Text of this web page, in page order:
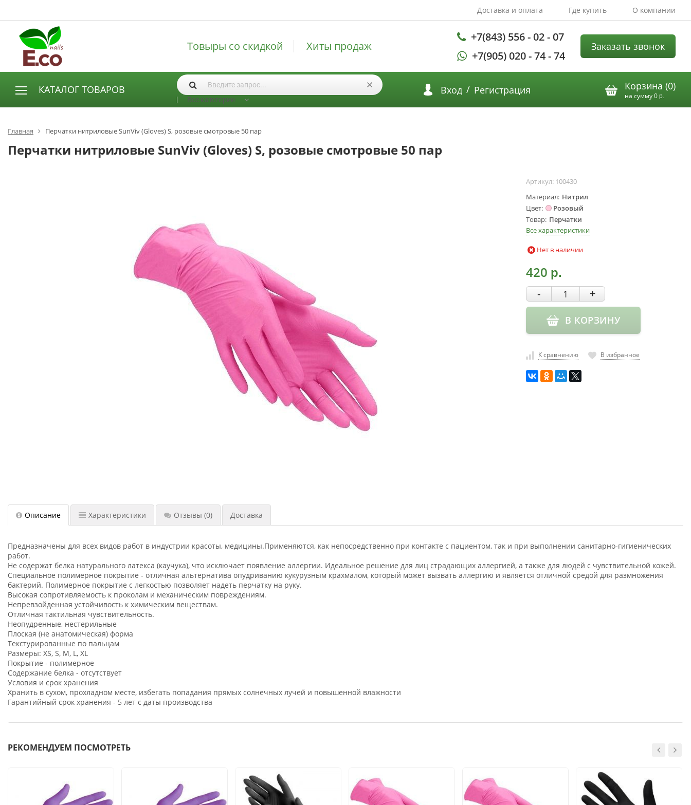
Доставка и оплата Где купить О компании
Товыры со скидкой Хиты продаж
+7(843) 556 - 02 - 07
+7(905) 020 - 74 - 74
Заказать звонок
КАТАЛОГ ТОВАРОВ
АКСЕССУАРЫ И РАСХОДНЫЕ МАТЕРИАЛЫ
Кисти
Все категории
Вход / Регистрация Корзина (0)
на сумму0 р.
Главная Перчатки нитриловые SunViv (Gloves) S, розовые смотровые 50 пар
Перчатки нитриловые SunViv (Gloves) S, розовые смотровые 50 пар
Артикул: 100430
Материал Нитрил
Цвет
Розовый
Товар Перчатки
Все характеристики
Нет в наличии
420 р.
- +
В КОРЗИНУ
К сравнению В избранное
Описание Характеристики Отзывы (0) Доставка
Предназначены для всех видов работ в индустрии красоты, медицины.Применяются, как непосредственно при контакте с пациентом, так и при выполнении санитарно-гигиенических
работ.
Не содержат белка натурального латекса (каучука), что исключает появление аллергии. Идеальное решение для лиц страдающих аллергией, а также для людей с чувствительной кожей.
Специальное полимерное покрытие - отличная альтернатива опудриванию кукурузным крахмалом, который может вызвать аллергию и является отличной средой для размножения
бактерий. Полимерное покрытие с легкостью позволяет надеть перчатку на руку.
Высокая сопротивляемость к проколам и механическим повреждениям.
Непревзойденная устойчивость к химическим веществам.
Отличная тактильная чувствительность.
Неопудренные, нестерильные
Плоская (не анатомическая) форма
Текстурированные по пальцам
Размеры: XS, S, М, L, XL
Покрытие - полимерное
Содержание белка - отсутствует
Условия и срок хранения
Хранить в сухом, прохладном месте, избегать попадания прямых солнечных лучей и повышенной влажности
Гарантийный срок хранения - 5 лет с даты производства
РЕКОМЕНДУЕМ ПОСМОТРЕТЬ